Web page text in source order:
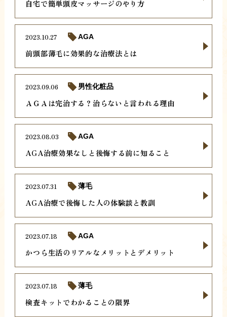
自宅で簡単頭皮マッサージのやり方
前頭部薄毛に効果的な治療法とは
2023.10.27 AGA
ＡＧＡは完治する？治らないと言われる理由
2023.09.06 男性化粧品
AGA治療効果なしと後悔する前に知ること
2023.08.03 AGA
AGA治療で後悔した人の体験談と教訓
2023.07.31 薄毛
かつら生活のリアルなメリットとデメリット
2023.07.18 AGA
検査キットでわかることの限界
2023.07.18 薄毛